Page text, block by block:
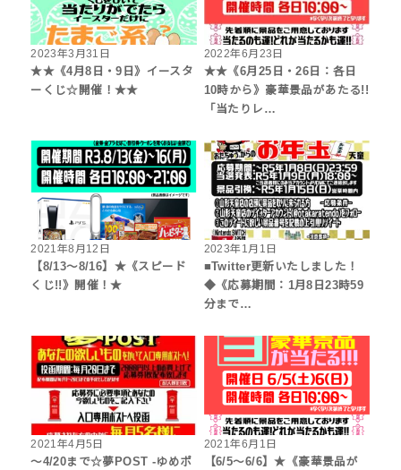
2023年3月31日
★★《4月8日・9日》イースタ
ーくじ☆開催！★★
2022年6月23日
★★《6月25日・26日：各日
10時から》豪華景品があたる!!
「当たりレ…
2021年8月12日
【8/13～8/16】★《スピード
くじ!!》開催！★
2023年1月1日
■Twitter更新いたしました！
◆《応募期間：1月8日23時59
分まで…
2021年4月5日
～4/20まで☆夢POST -ゆめポ
2021年6月1日
【6/5～6/6】★《豪華景品が